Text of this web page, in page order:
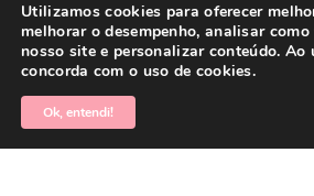
© 2026 Câncer de Mama Brasil.
reservados. Administrado por
Utilizamos cookies para oferecer
melhorar o desempenho, analisar
nosso site e personalizar conteúdo.
concorda com o uso de cookies.
Ok, entendi!